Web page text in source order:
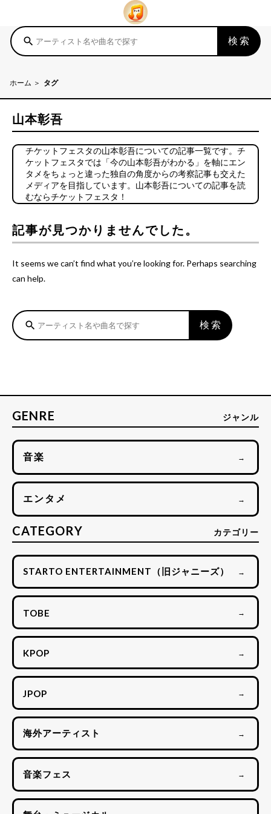
search 検索
ホーム タグ
山本彰吾
チケットフェスタの山本彰吾についての記事一覧です。チ
ケットフェスタでは「今の山本彰吾がわかる」を軸にエン
タメをちょっと違った独自の角度からの考察記事も交えた
メディアを目指しています。山本彰吾についての記事を読
むならチケットフェスタ！
記事が見つかりませんでした。
It seems we can’t find what you’re looking for. Perhaps searching
can help.
search 検索
GENRE ジャンル
音楽 →
エンタメ →
CATEGORY カテゴリー
STARTO ENTERTAINMENT（旧ジャニーズ） →
TOBE →
KPOP →
JPOP →
海外アーティスト →
音楽フェス →